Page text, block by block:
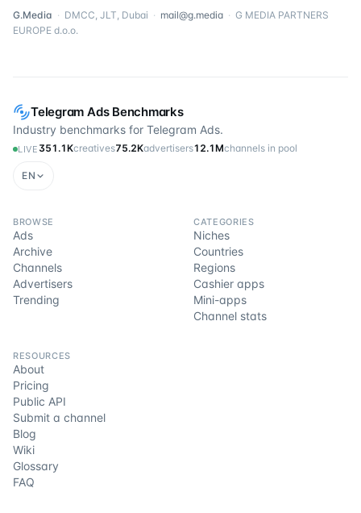
Telegram Ads Benchmarks
Industry benchmarks for Telegram Ads.
LIVE 351.1Kcreatives75.2Kadvertisers12.1Mchannels in pool
EN
BROWSE
Ads
Archive
Channels
Advertisers
Trending
CATEGORIES
Niches
Countries
Regions
Cashier apps
Mini-apps
Channel stats
RESOURCES
About
Pricing
Public API
Submit a channel
Blog
Wiki
Glossary
FAQ
G.Media · DMCC, JLT, Dubai · mail@g.media · G MEDIA PARTNERS
EUROPE d.o.o.